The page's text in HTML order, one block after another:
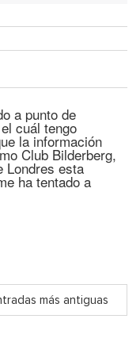
a punto de
cuál tengo
la información
Club Bilderberg,
Londres esta
ha tentado a
más antiguas